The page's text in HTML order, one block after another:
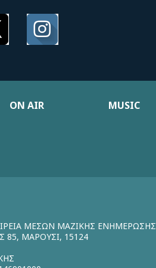
ON AIR MUSIC
ΜΕΣΩΝ ΜΑΖΙΚΗΣ ΕΝΗΜΕΡΩΣΗΣ
85, ΜΑΡΟΥΣΙ, 15124